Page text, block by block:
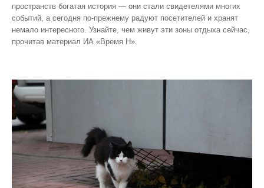
пространств богатая история — они стали свидетелями многих
событий, а сегодня по‑прежнему радуют посетителей и хранят
немало интересного. Узнайте, чем живут эти зоны отдыха сейчас,
прочитав материал ИА «Время Н».